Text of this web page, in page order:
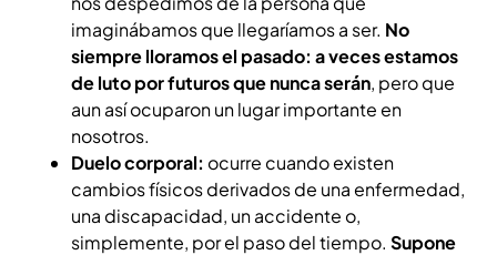
imaginábamos que llegaríamos a ser. No
siempre lloramos el pasado: a veces estamos
de luto por futuros que nunca serán, pero que
aun así ocuparon un lugar importante en
nosotros.
Duelo corporal: ocurre cuando existen
cambios físicos derivados de una enfermedad,
una discapacidad, un accidente o,
simplemente, por el paso del tiempo. Supone